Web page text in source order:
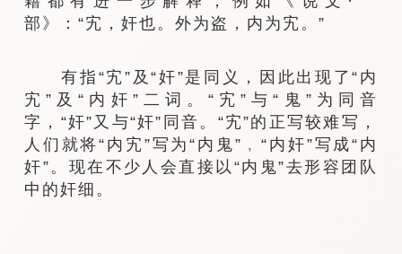
部》：“宄，奸也。外为盗，内为宄。”
有指“宄”及“奸”是同义，因此出现了“内
宄”及“内奸”二词。“宄”与“鬼”为同音
字，“奸”又与“奸”同音。“宄”的正写较难写，
人们就将“内宄”写为“内鬼”﹐“内奸”写成“内
奸”。现在不少人会直接以“内鬼”去形容团队
中的奸细。